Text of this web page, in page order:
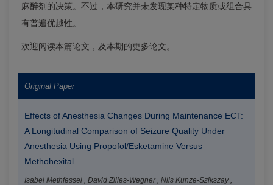
麻醉剂的决策。不过，本研究并未发现某种特定物质或组合具
有普遍优越性。
欢迎阅读本篇论文，及本期的更多论文。
Original Paper
Effects of Anesthesia Changes During Maintenance ECT:
A Longitudinal Comparison of Seizure Quality Under
Anesthesia Using Propofol/Esketamine Versus
Methohexital
Isabel Methfessel , David Zilles-Wegner , Nils Kunze-Szikszay ,